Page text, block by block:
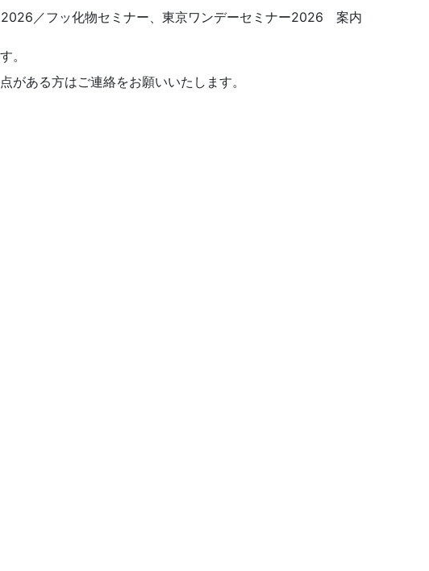
／フッ化物セミナー、東京ワンデーセミナー2026 案内
。
がある方はご連絡をお願いいたします。